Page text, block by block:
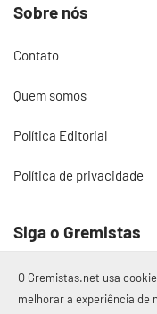
Sobre nós
Contato
Quem somos
Política Editorial
Política de privacidade
Siga o Gremistas
O Gremistas.net usa
melhorar a experiência de